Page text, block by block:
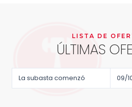
LISTA DE
ÚLTIMAS
La subasta comenzó 09/